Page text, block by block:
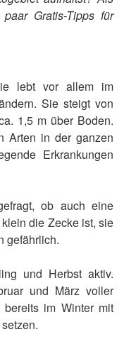
Gratis-Tipps für
lebt vor allem im
Sie steigt von
1,5 m über Boden.
Arten in der ganzen
Erkrankungen
ob auch eine
die Zecke ist, sie
gefährlich.
und Herbst aktiv.
und März voller
im Winter mit